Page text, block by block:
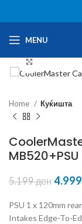
MENU
Home Куќишта
5.199ден 4.999
PSU 1 x 120mm
Intakes Edge-To-